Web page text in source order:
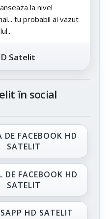
la nivel
tu probabil ai vazut
Satelit
în social
DE FACEBOOK HD
SATELIT
DE FACEBOOK HD
SATELIT
HD SATELIT